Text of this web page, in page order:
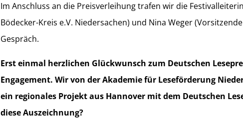
Im Anschluss an die Preisverleihung trafen wir die
Bödecker-Kreis e.V. Niedersachen) und Nina Weger
Gespräch.
Erst einmal herzlichen Glückwunsch zum Deutschen
Engagement. Wir von der Akademie für Leseförderung
ein regionales Projekt aus Hannover mit dem Deutschen
diese Auszeichnung?